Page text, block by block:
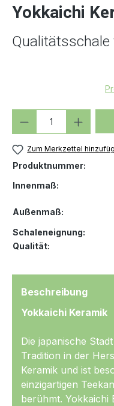
Yokkaichi
Qualitätsschale
Produkt
Zum Merkzettel
Produktnummer:
Innenmaß:
Außenmaß:
Schaleneignung:
Qualität:
Beschreibung
Yokkaichi Keramik
Die japanische
Tradition in der
Keramik und ist
einzigartigen
berühmt. Yokkaichi